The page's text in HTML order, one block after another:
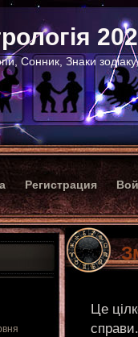
Сонник, Знаки
Регистрация
Це